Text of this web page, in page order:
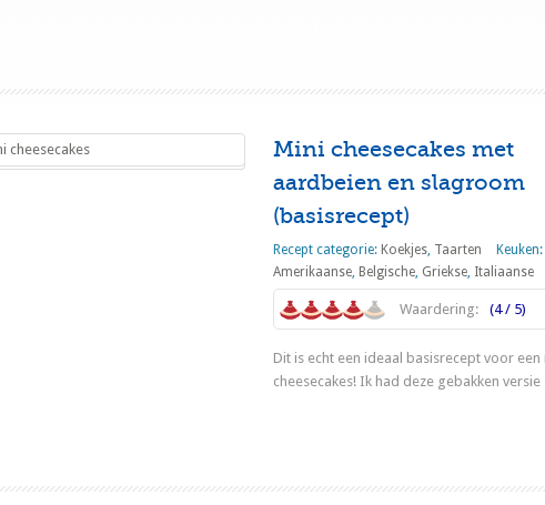
Mini cheesecakes met
aardbeien en slagroom
(basisrecept)
Recept categorie: Koekjes Taarten Keuken:
Amerikaanse Belgische Griekse Italiaanse
Waardering: (4 / 5)
Dit is echt een ideaal basisrecept voor een
cheesecakes! Ik had deze gebakken versie